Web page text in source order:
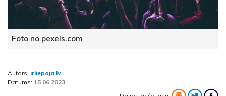
Foto no pexels.com
Autors: irliepaja.lv
Datums: 15.06.2023